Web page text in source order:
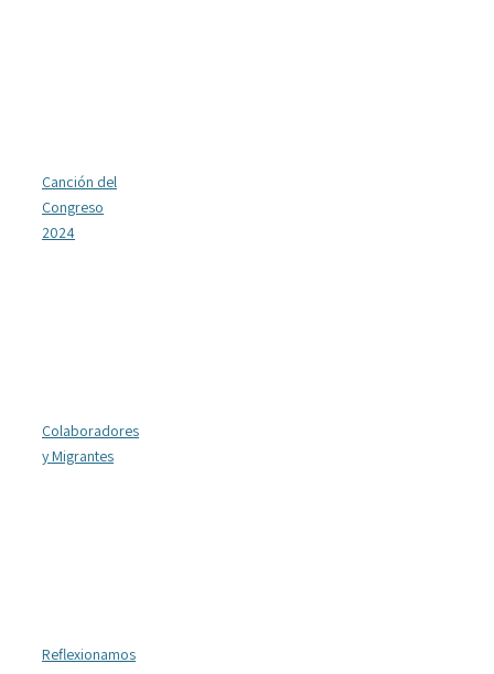
Canción del
Congreso
2024
Colaboradores
y Migrantes
Reflexionamos